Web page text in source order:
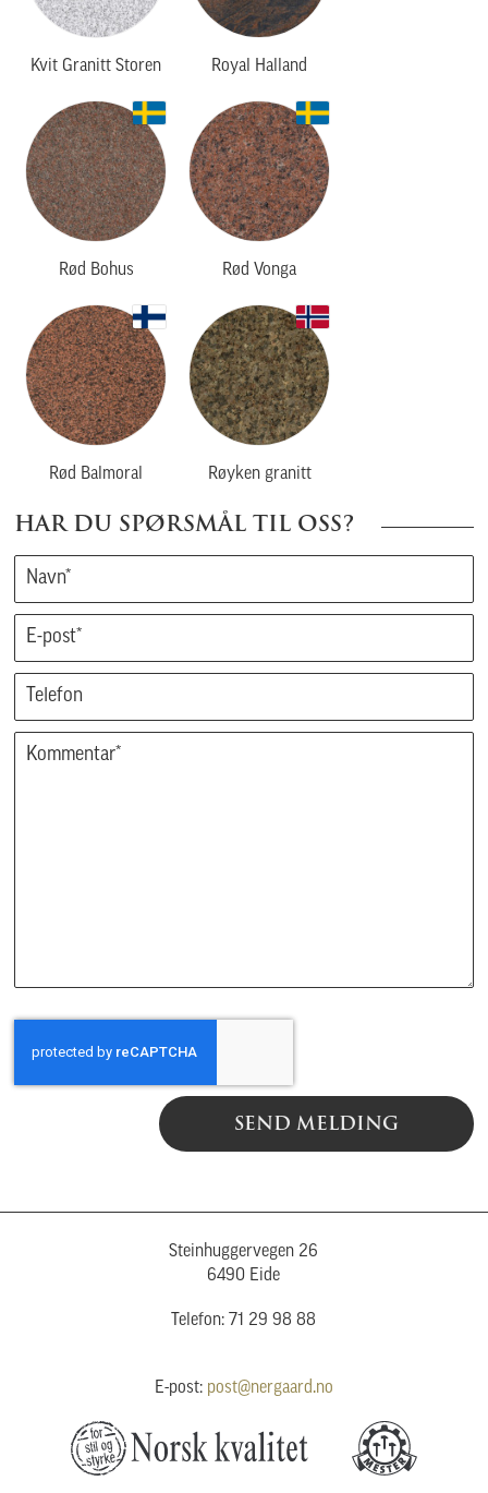
Kvit Granitt Storen Royal Halland
Rød Bohus Rød Vonga
Rød Balmoral Røyken granitt
HAR DU SPØRSMÅL TIL OSS?
SEND MELDING
Steinhuggervegen 26
6490 Eide
Telefon: 71 29 98 88
E-post: post@nergaard.no